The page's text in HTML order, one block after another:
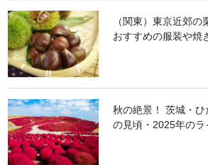
かまくらの中には、囲炉裏やバーなどが設けられ
体験に思い出になること間違いなしです。
（関東）東京近郊の
おすすめの服装や焼
秋の絶景！ 茨城・
の見頃・2025年のラ